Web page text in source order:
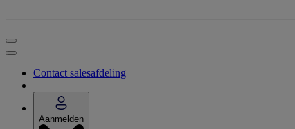
Contact salesafdeling
Aanmelden